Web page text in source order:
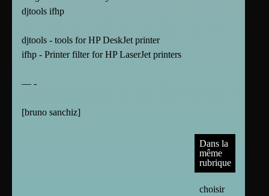
djtools ifhp
djtools - tools for HP DeskJet printer
ifhp - Printer filter for HP LaserJet printers
— -
[bruno sanchiz]
Dans la
même
rubrique
choisir